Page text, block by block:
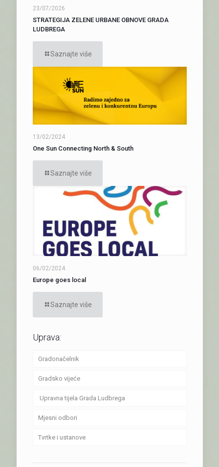
23/07/2026
STRATEGIJA ZELENE URBANE OBNOVE GRADA
LUDBREGA
Saznajte više
13/02/2024
One Sun Connecting North & South
Saznajte više
06/02/2024
Europe goes local
Saznajte više
Uprava:
Gradonačelnik
Gradsko vijeće
Upravna tijela Grada Ludbrega
Mjesni odbori
Tvrtke i ustanove